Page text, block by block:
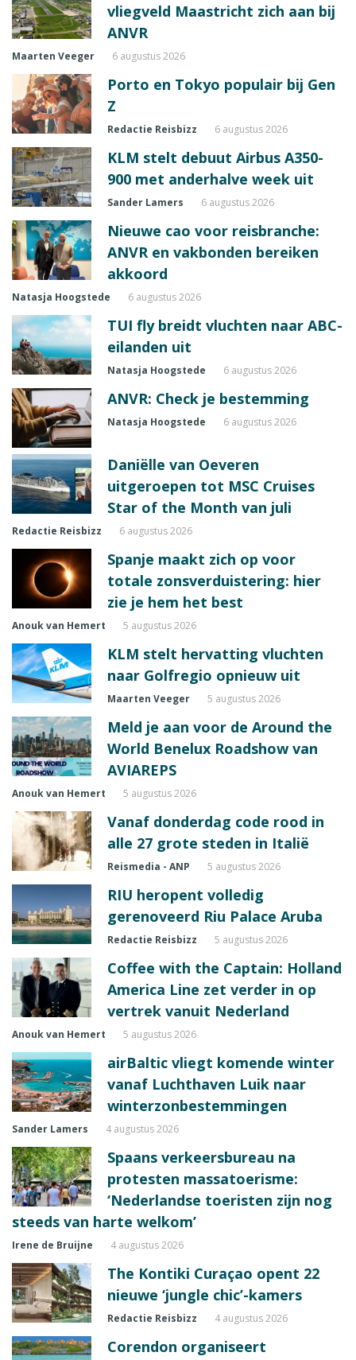
vliegveld Maastricht zich aan bij
ANVR
Maarten Veeger 6 augustus 2026
Porto en Tokyo populair bij Gen
Z
Redactie Reisbizz 6 augustus 2026
KLM stelt debuut Airbus A350-
900 met anderhalve week uit
Sander Lamers 6 augustus 2026
Nieuwe cao voor reisbranche:
ANVR en vakbonden bereiken
akkoord
Natasja Hoogstede 6 augustus 2026
TUI fly breidt vluchten naar ABC-
eilanden uit
Natasja Hoogstede 6 augustus 2026
ANVR: Check je bestemming
Natasja Hoogstede 6 augustus 2026
Daniëlle van Oeveren
uitgeroepen tot MSC Cruises
Star of the Month van juli
Redactie Reisbizz 6 augustus 2026
Spanje maakt zich op voor
totale zonsverduistering: hier
zie je hem het best
Anouk van Hemert 5 augustus 2026
KLM stelt hervatting vluchten
naar Golfregio opnieuw uit
Maarten Veeger 5 augustus 2026
Meld je aan voor de Around the
World Benelux Roadshow van
AVIAREPS
Anouk van Hemert 5 augustus 2026
Vanaf donderdag code rood in
alle 27 grote steden in Italië
Reismedia - ANP 5 augustus 2026
RIU heropent volledig
gerenoveerd Riu Palace Aruba
Redactie Reisbizz 5 augustus 2026
Coffee with the Captain: Holland
America Line zet verder in op
vertrek vanuit Nederland
Anouk van Hemert 5 augustus 2026
airBaltic vliegt komende winter
vanaf Luchthaven Luik naar
winterzonbestemmingen
Sander Lamers 4 augustus 2026
Spaans verkeersbureau na
protesten massatoerisme:
‘Nederlandse toeristen zijn nog
steeds van harte welkom’
Irene de Bruijne 4 augustus 2026
The Kontiki Curaçao opent 22
nieuwe ‘jungle chic’-kamers
Redactie Reisbizz 4 augustus 2026
Corendon organiseert